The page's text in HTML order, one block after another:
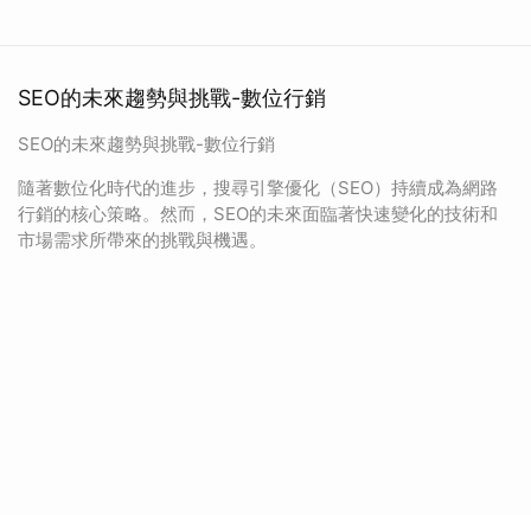
SEO的未來趨勢與挑戰-數位行銷
SEO的未來趨勢與挑戰-數位行銷
隨著數位化時代的進步，搜尋引擎優化（SEO）持續成為網路
行銷的核心策略。然而，SEO的未來面臨著快速變化的技術和
市場需求所帶來的挑戰與機遇。